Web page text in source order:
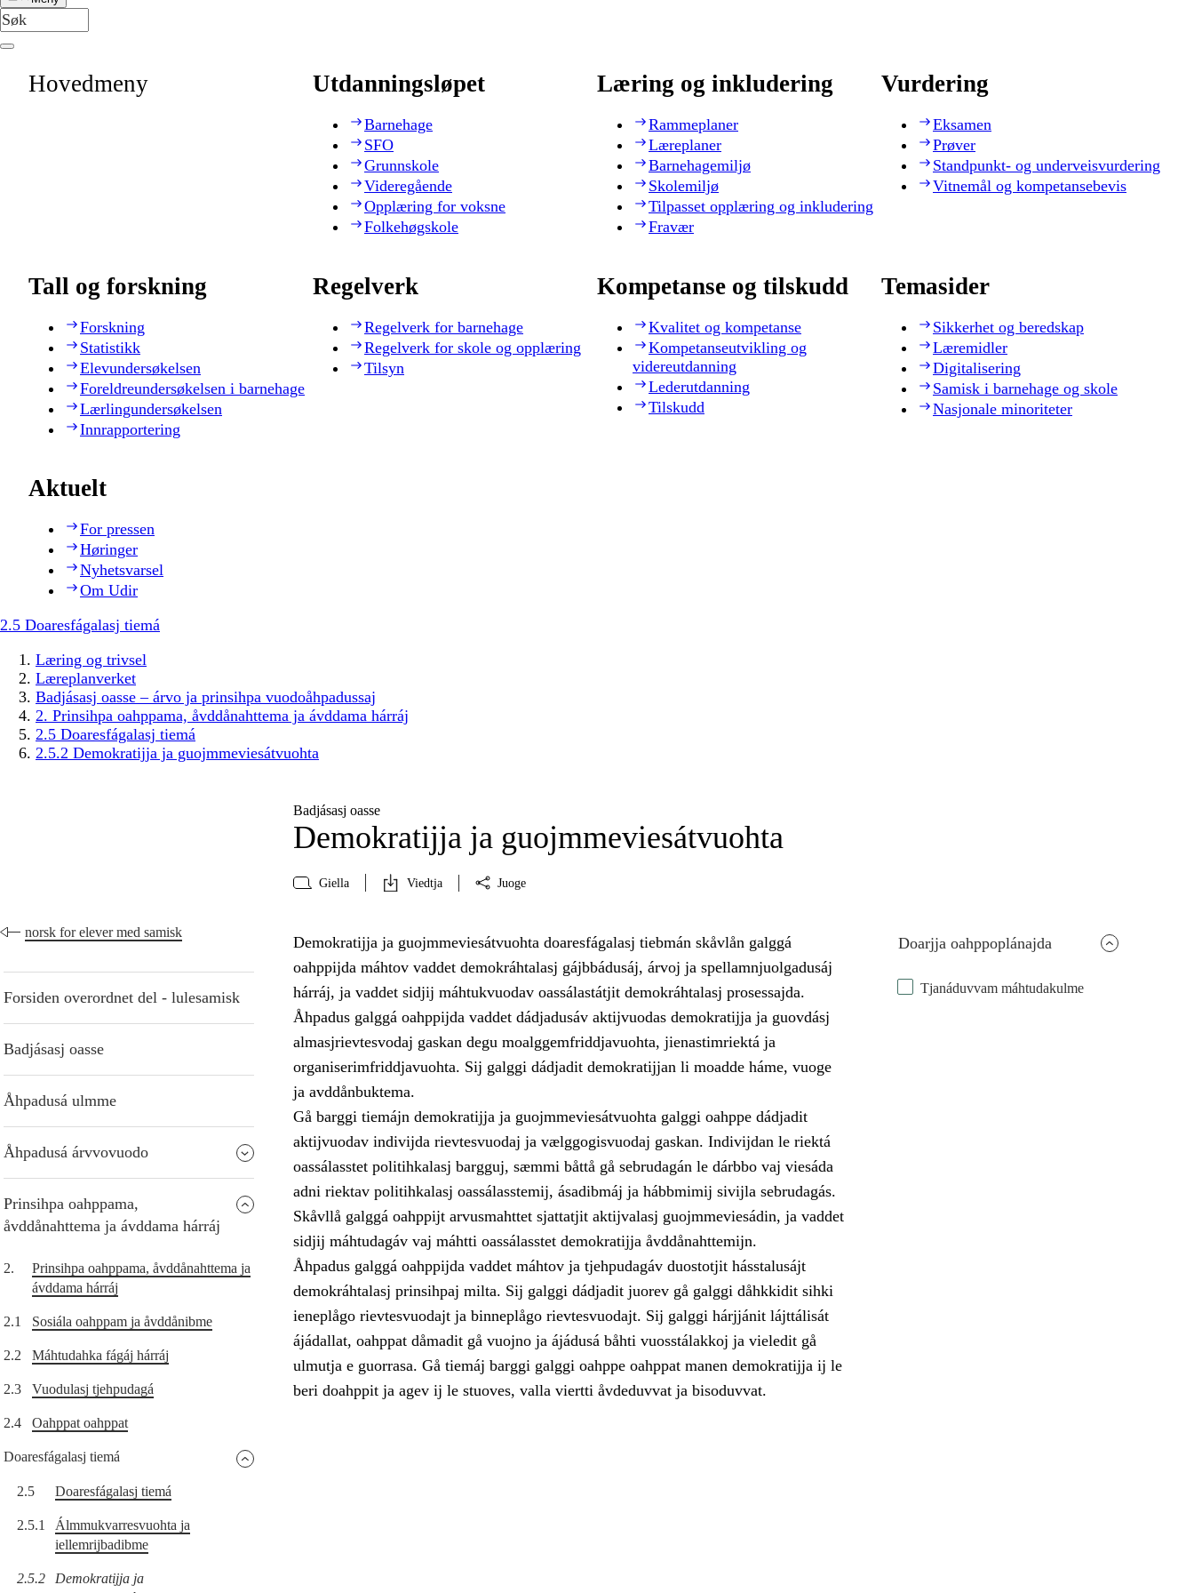
Hovedmeny Utdanningsløpet
Barnehage
SFO
Grunnskole
Videregående
Opplæring for voksne
Folkehøgskole
Læring og inkludering
Rammeplaner
Læreplaner
Barnehagemiljø
Skolemiljø
Tilpasset opplæring og inkludering
Fravær
Vurdering
Eksamen
Prøver
Standpunkt- og underveisvurdering
Vitnemål og kompetansebevis
Tall og forskning
Forskning
Statistikk
Elevundersøkelsen
Foreldreundersøkelsen i barnehage
Lærlingundersøkelsen
Innrapportering
Regelverk
Regelverk for barnehage
Regelverk for skole og opplæring
Tilsyn
Kompetanse og tilskudd
Kvalitet og kompetanse
Kompetanseutvikling og
videreutdanning
Lederutdanning
Tilskudd
Temasider
Sikkerhet og beredskap
Læremidler
Digitalisering
Samisk i barnehage og skole
Nasjonale minoriteter
Aktuelt
For pressen
Høringer
Nyhetsvarsel
Om Udir
2.5 Doaresfágalasj tiemá
Læring og trivsel
Læreplanverket
Badjásasj oasse – árvo ja prinsihpa vuodoåhpadussaj
2. Prinsihpa oahppama, åvddånahttema ja ávddama hárráj
2.5 Doaresfágalasj tiemá
2.5.2 Demokratijja ja guojmmeviesátvuohta
Badjásasj oasse
Demokratijja ja guojmmeviesátvuohta
Giella Viedtja Juoge
norsk for elever med samisk
Forsiden overordnet del - lulesamisk
Badjásasj oasse
Åhpadusá ulmme
Åhpadusá árvvovuodo
Prinsihpa oahppama,
åvddånahttema ja ávddama hárráj
2.
Prinsihpa oahppama, åvddånahttema ja
ávddama hárráj
2.1 Sosiála oahppam ja åvddånibme
2.2 Máhtudahka fágáj hárráj
2.3 Vuodulasj tjehpudagá
2.4 Oahppat oahppat
Doaresfágalasj tiemá
2.5 Doaresfágalasj tiemá
2.5.1
Álmmukvarresvuohta ja
iellemrijbadibme
2.5.2
Demokratijja ja
Doarjja oahppoplánajda
Tjanáduvvam máhtudakulme
Demokratijja ja guojmmeviesátvuohta doaresfágalasj tiebmán skåvlån galggá
oahppijda máhtov vaddet demokráhtalasj gájbbádusáj, árvoj ja spellamnjuolgadusáj
hárráj, ja vaddet sidjij máhtukvuodav oassálastátjit demokráhtalasj prosessajda.
Åhpadus galggá oahppijda vaddet dádjadusáv aktijvuodas demokratijja ja guovdásj
almasjrievtesvodaj gaskan degu moalggemfriddjavuohta, jienastimriektá ja
organiserimfriddjavuohta. Sij galggi dádjadit demokratijjan li moadde háme, vuoge
ja avddånbuktema.
Gå barggi tiemájn demokratijja ja guojmmeviesátvuohta galggi oahppe dádjadit
aktijvuodav indivijda rievtesvuodaj ja vælggogisvuodaj gaskan. Indivijdan le riektá
oassálasstet politihkalasj bargguj, sæmmi båttå gå sebrudagán le dárbbo vaj viesáda
adni riektav politihkalasj oassálasstemij, ásadibmáj ja hábbmimij sivijla sebrudagás.
Skåvllå galggá oahppijt arvusmahttet sjattatjit aktijvalasj guojmmeviesádin, ja vaddet
sidjij máhtudagáv vaj máhtti oassálasstet demokratijja åvddånahttemijn.
Åhpadus galggá oahppijda vaddet máhtov ja tjehpudagáv duostotjit hásstalusájt
demokráhtalasj prinsihpaj milta. Sij galggi dádjadit juorev gå galggi dåhkkidit sihki
ieneplågo rievtesvuodajt ja binneplågo rievtesvuodajt. Sij galggi hárjjánit lájttálisát
ájádallat, oahppat dåmadit gå vuojno ja ájádusá båhti vuosstálakkoj ja vieledit gå
ulmutja e guorrasa. Gå tiemáj barggi galggi oahppe oahppat manen demokratijja ij le
beri doahppit ja agev ij le stuoves, valla viertti åvdeduvvat ja bisoduvvat.